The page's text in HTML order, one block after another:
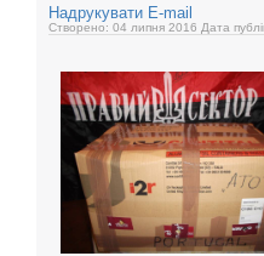
Надрукувати E-mail
Створено: 04 липня 2016 Дата